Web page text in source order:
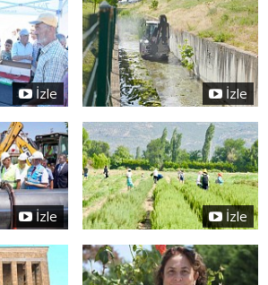
İzle İzle
İzle İzle